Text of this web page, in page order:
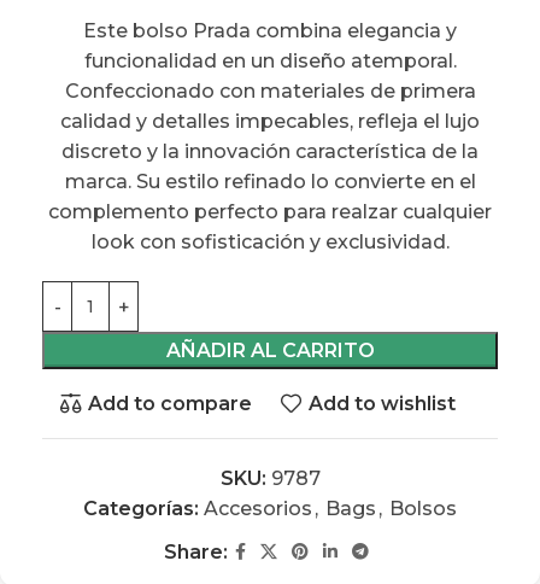
Este bolso Prada combina elegancia y
funcionalidad en un diseño atemporal.
Confeccionado con materiales de primera
calidad y detalles impecables, refleja el lujo
discreto y la innovación característica de la
marca. Su estilo refinado lo convierte en el
complemento perfecto para realzar cualquier
look con sofisticación y exclusividad.
AÑADIR AL CARRITO
Add to compare Add to wishlist
SKU: 9787
Categorías: Accesorios , Bags , Bolsos
Share: